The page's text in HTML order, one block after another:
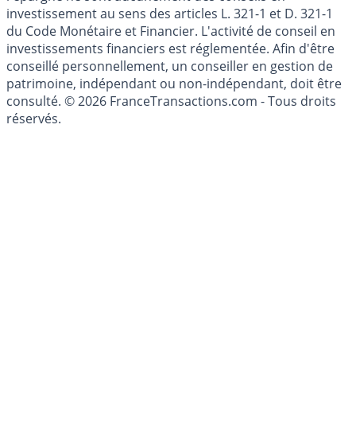
Les articles et commentaires publiés sur le guide de
l'épargne ne sont aucunement des conseils en
investissement au sens des articles L. 321-1 et D. 321-1
du Code Monétaire et Financier. L'activité de conseil en
investissements financiers est réglementée. Afin d'être
conseillé personnellement, un conseiller en gestion de
patrimoine, indépendant ou non-indépendant, doit être